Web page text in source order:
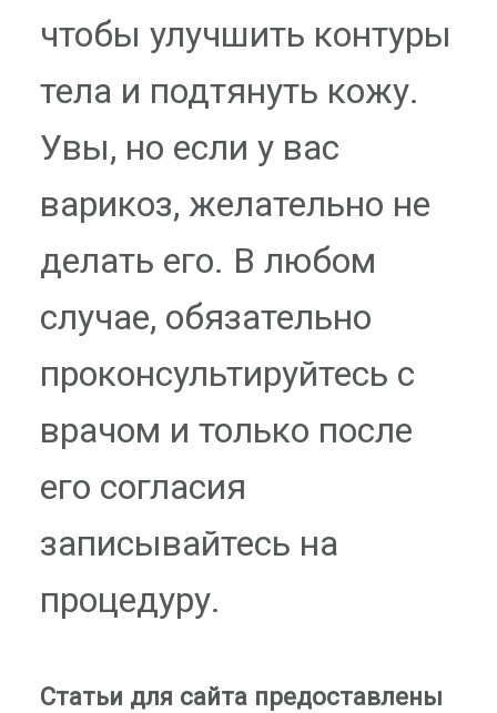
чтобы улучшить контуры
тела и подтянуть кожу.
Увы, но если у вас
варикоз, желательно не
делать его. В любом
случае, обязательно
проконсультируйтесь с
врачом и только после
его согласия
записывайтесь на
процедуру.
Статьи для сайта предоставлены